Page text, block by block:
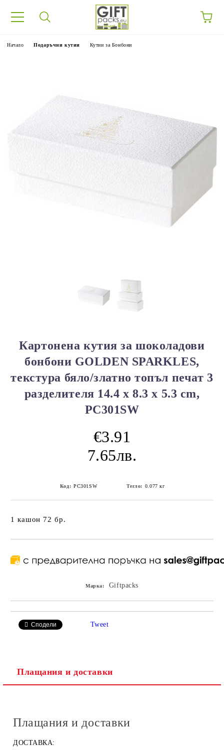
Начало Подаръчни кутии Кутии за Бонбони
Картонена кутия за шоколадови
бонбони GOLDEN SPARKLES,
текстура бяло/златно топъл печат 3
разделителя 14.4 x 8.3 x 5.3 cm,
PC301SW
€3.91
7.65лв.
Код: PC301SW Тегло: 0.077 кг
1 кашон 72 бр.
Марка: Giftpacks
Сподели Tweet
Плащания и доставки
Плащания и доставки
ДОСТАВКА: